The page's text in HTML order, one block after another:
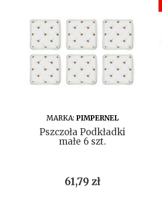
DO KOSZYKA
MARKA: PIMPERNEL
Pszczoła Podkładki
małe 6 szt.
Cena
61,79 zł